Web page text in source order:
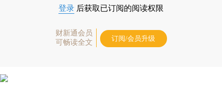
登录 后获取已订阅的阅读权限
财新通会员
可畅读全文
订阅/会员升级